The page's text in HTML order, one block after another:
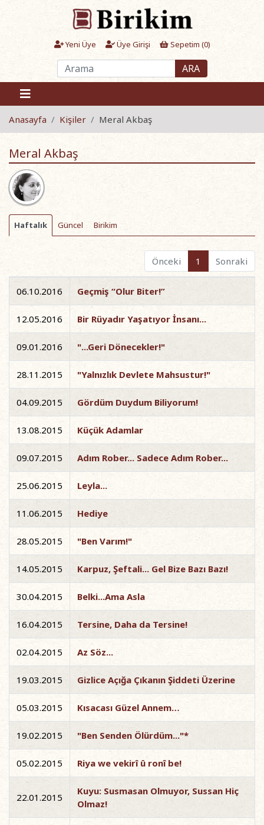
Yeni Üye Üye Girişi Sepetim (0)
ARA
Anasayfa Kişiler Meral Akbaş
Meral Akbaş
Haftalık Güncel Birikim
Önceki 1 Sonraki
06.10.2016 Geçmiş “Olur Biter!”
12.05.2016 Bir Rüyadır Yaşatıyor İnsanı...
09.01.2016 "...Geri Dönecekler!"
28.11.2015 "Yalnızlık Devlete Mahsustur!"
04.09.2015 Gördüm Duydum Biliyorum!
13.08.2015 Küçük Adamlar
09.07.2015 Adım Rober... Sadece Adım Rober...
25.06.2015 Leyla...
11.06.2015 Hediye
28.05.2015 "Ben Varım!"
14.05.2015 Karpuz, Şeftali... Gel Bize Bazı Bazı!
30.04.2015 Belki...Ama Asla
16.04.2015 Tersine, Daha da Tersine!
02.04.2015 Az Söz...
19.03.2015 Gizlice Açığa Çıkanın Şiddeti Üzerine
05.03.2015 Kısacası Güzel Annem…
19.02.2015 "Ben Senden Ölürdüm..."*
05.02.2015 Riya we vekirî û ronî be!
22.01.2015
Kuyu: Susmasan Olmuyor, Sussan Hiç
Olmaz!